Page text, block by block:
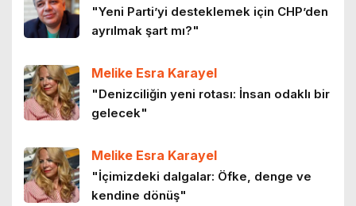
Lilith efsanesi
3 ay önce
Mor salkımlar ve İstanbul köşkleri
4 ay önce
HEY ONBEŞLİ… Kınalı Kuzular
5 ay önce
"Yeni Parti’yi desteklemek için CHP’den
ayrılmak şart mı?"
Melike Esra Karayel
"Denizciliğin yeni rotası: İnsan odaklı bir
gelecek"
Melike Esra Karayel
"İçimizdeki dalgalar: Öfke, denge ve
kendine dönüş"